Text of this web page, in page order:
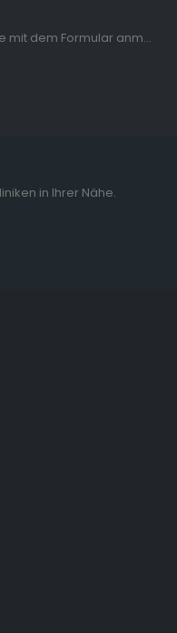
Als Tierärztin/Tierarzt jetzt hier online mit dem Formular anmelden.
in Ihrer Nähe.